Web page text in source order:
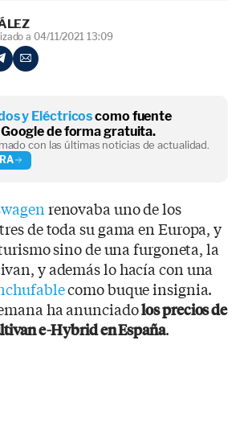
a 04/11/2021 13:09
y Eléctricoscomo fuente
de forma gratuita.
con las últimas noticias de actualidad.
renovaba uno de los
de toda su gama en Europa, y
sino de una furgoneta, la
y además lo hacía con una
como buque insignia.
ha anunciadolos precios de
e-Hybrid en España.